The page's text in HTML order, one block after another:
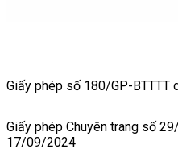
Giấy phép số 180/GP-BTTTT
Giấy phép Chuyên trang số
17/09/2024